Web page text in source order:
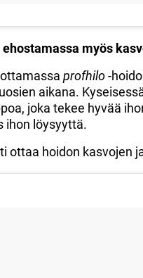
myös
profhilo-
aikana.
joka tekee hyvää
ihon löysyyttä.
ottaa hoidon kasvojen